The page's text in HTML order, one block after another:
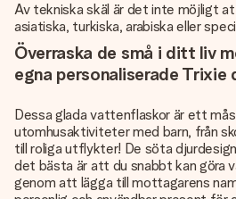
Av tekniska skäl är det inte möjligt
asiatiska, turkiska, arabiska eller
Överraska de små i ditt liv
egna personaliserade
Dessa glada vattenflaskor är ett
utomhusaktiviteter med barn, från
till roliga utflykter! De söta
det bästa är att du snabbt kan göra
genom att lägga till mottagarens